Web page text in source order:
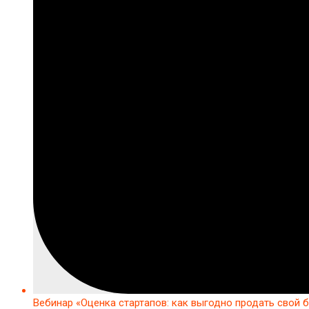
Вебинар «Оценка стартапов: как выгодно продать свой